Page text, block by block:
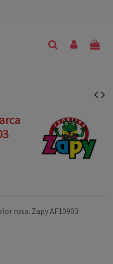
rosa. Zapy AF10903